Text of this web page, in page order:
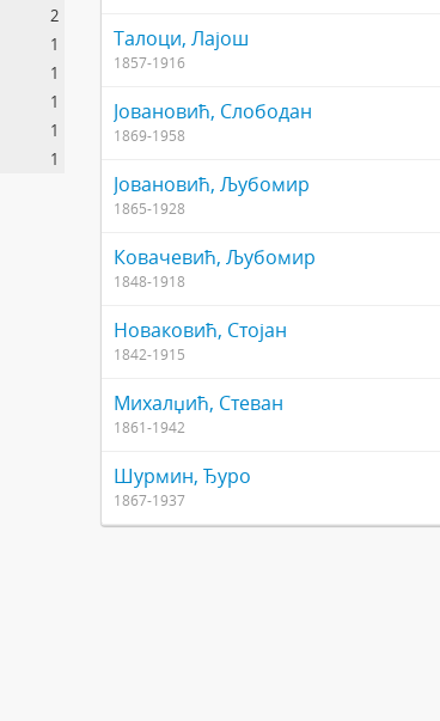
2
1
1
1
1
1
Талоци, Лајош
1857-1916
Јовановић, Слободан
1869-1958
Јовановић, Љубомир
1865-1928
Ковачевић, Љубомир
1848-1918
Новаковић, Стојан
1842-1915
Михалџић, Стеван
1861-1942
Шурмин, Ђуро
1867-1937